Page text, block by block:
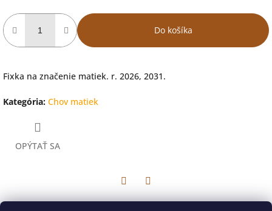
Do košíka
Fixka na značenie matiek. r. 2026, 2031.
Kategória: Chov matiek
OPÝTAŤ SA
FacebookTwitter